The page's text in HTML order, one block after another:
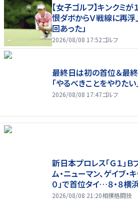
【女子ゴルフ】キンクミ
恨ダボからＶ戦線に再浮
回あった」
2026/08/08 17:52ゴルフ
最終日は初の首位＆最
「やるべきことをやりたい
2026/08/08 17:47ゴルフ
新日本プロレス「Ｇ１」
ム・ニューマン、ゲイブ・
０」で首位タイ…８・８横
2026/08/08 21:20相撲格闘技